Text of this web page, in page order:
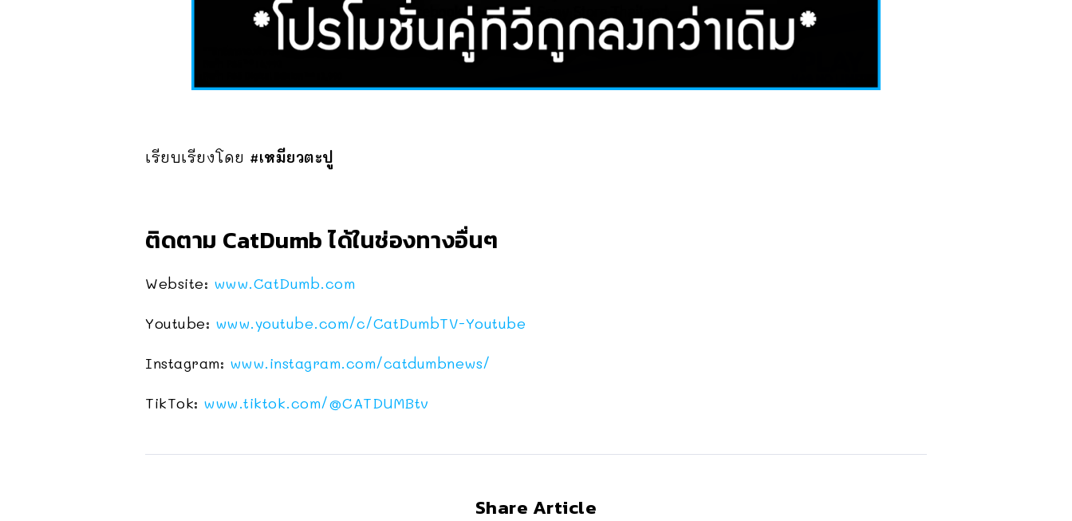
เรียบเรียงโดย #เหมียวตะปู
ติดตาม CatDumb ได้ในช่องทางอื่นๆ
Website: www.CatDumb.com
Youtube: www.youtube.com/c/CatDumbTV-Youtube
Instagram: www.instagram.com/catdumbnews/
TikTok: www.tiktok.com/@CATDUMBtv
Share Article